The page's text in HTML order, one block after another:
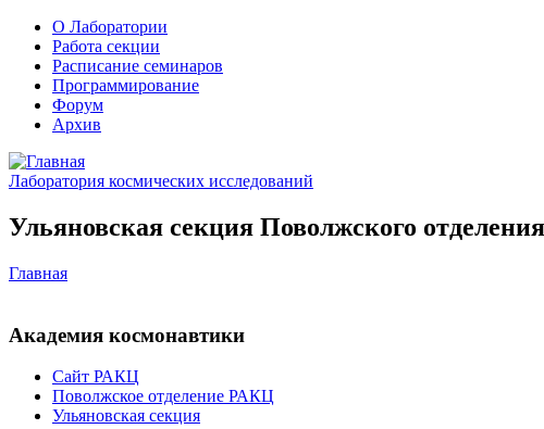
О Лаборатории
Работа секции
Расписание семинаров
Программирование
Форум
Архив
Лаборатория космических исследований
Ульяновская секция Поволжского
Главная
Академия космонавтики
Сайт РАКЦ
Поволжское отделение РАКЦ
Ульяновская секция